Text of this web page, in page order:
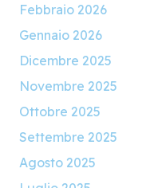
Febbraio 2026
Gennaio 2026
Dicembre 2025
Novembre 2025
Ottobre 2025
Settembre 2025
Agosto 2025